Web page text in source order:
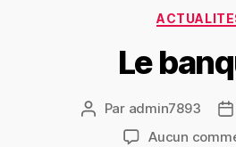
Le
Par admin7893
Aucun